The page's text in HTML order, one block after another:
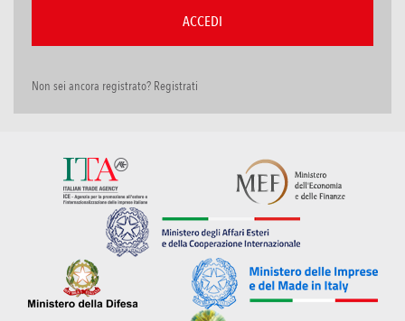
Non sei ancora registrato? Registrati